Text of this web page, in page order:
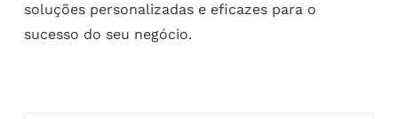
soluções personalizadas e eficazes para o
sucesso do seu negócio.